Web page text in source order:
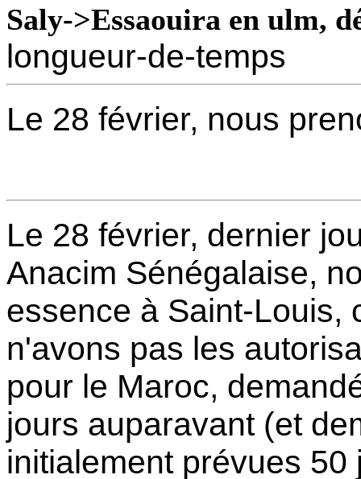
Saly->Essaouira en ulm,
longueur-de-temps
Le 28 février, nous
Le 28 février, dernier
Anacim Sénégalaise,
essence à Saint-Louis,
n'avons pas les
pour le Maroc,
jours auparavant (et
initialement prévues